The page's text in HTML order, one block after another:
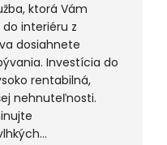
ktorá Vám
interiéru z
dosiahnete
Investícia do
rentabilná,
nehnuteľnosti.